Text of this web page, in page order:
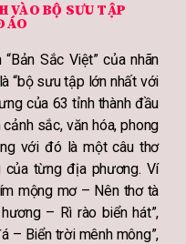
VÀO BỘ SƯU TẬP
Sắc Việt” của nhãn
“bộ sưu tập lớn nhất với
của 63 tỉnh thành đầu
sắc, văn hóa, phong
với đó là một câu thơ
của từng địa phương. Ví
mộng mơ – Nên thơ tà
– Rì rào biển hát”,
– Biển trời mênh mông”,